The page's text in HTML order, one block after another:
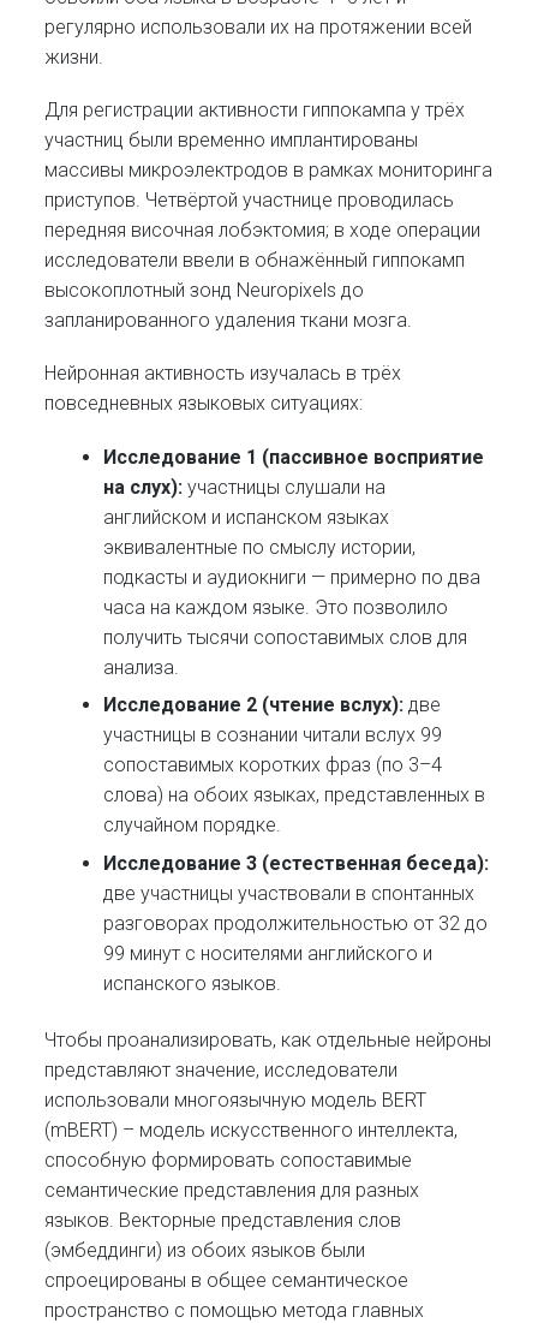
регулярно использовали их на протяжении всей
жизни.
Для регистрации активности гиппокампа у трёх
участниц были временно имплантированы
массивы микроэлектродов в рамках мониторинга
приступов. Четвёртой участнице проводилась
передняя височная лобэктомия; в ходе операции
исследователи ввели в обнажённый гиппокамп
высокоплотный зонд Neuropixels до
запланированного удаления ткани мозга.
Нейронная активность изучалась в трёх
повседневных языковых ситуациях:
Исследование 1 (пассивное восприятие
на слух): участницы слушали на
английском и испанском языках
эквивалентные по смыслу истории,
подкасты и аудиокниги — примерно по два
часа на каждом языке. Это позволило
получить тысячи сопоставимых слов для
анализа.
Исследование 2 (чтение вслух): две
участницы в сознании читали вслух 99
сопоставимых коротких фраз (по 3–4
слова) на обоих языках, представленных в
случайном порядке.
Исследование 3 (естественная беседа):
две участницы участвовали в спонтанных
разговорах продолжительностью от 32 до
99 минут с носителями английского и
испанского языков.
Чтобы проанализировать, как отдельные нейроны
представляют значение, исследователи
использовали многоязычную модель BERT
(mBERT) – модель искусственного интеллекта,
способную формировать сопоставимые
семантические представления для разных
языков. Векторные представления слов
(эмбеддинги) из обоих языков были
спроецированы в общее семантическое
пространство с помощью метода главных